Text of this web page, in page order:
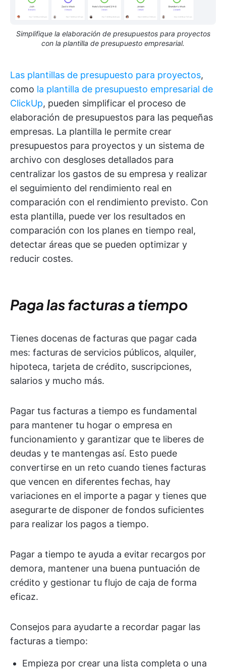
Simplifique la elaboración de presupuestos para proyectos
con la plantilla de presupuesto empresarial.
Las plantillas de presupuesto para proyectos,
como la plantilla de presupuesto empresarial de
ClickUp, pueden simplificar el proceso de
elaboración de presupuestos para las pequeñas
empresas. La plantilla le permite crear
presupuestos para proyectos y un sistema de
archivo con desgloses detallados para
centralizar los gastos de su empresa y realizar
el seguimiento del rendimiento real en
comparación con el rendimiento previsto. Con
esta plantilla, puede ver los resultados en
comparación con los planes en tiempo real,
detectar áreas que se pueden optimizar y
reducir costes.
Paga las facturas a tiempo
Tienes docenas de facturas que pagar cada
mes: facturas de servicios públicos, alquiler,
hipoteca, tarjeta de crédito, suscripciones,
salarios y mucho más.
Pagar tus facturas a tiempo es fundamental
para mantener tu hogar o empresa en
funcionamiento y garantizar que te liberes de
deudas y te mantengas así. Esto puede
convertirse en un reto cuando tienes facturas
que vencen en diferentes fechas, hay
variaciones en el importe a pagar y tienes que
asegurarte de disponer de fondos suficientes
para realizar los pagos a tiempo.
Pagar a tiempo te ayuda a evitar recargos por
demora, mantener una buena puntuación de
crédito y gestionar tu flujo de caja de forma
eficaz.
Consejos para ayudarte a recordar pagar las
facturas a tiempo:
Empieza por crear una lista completa o una